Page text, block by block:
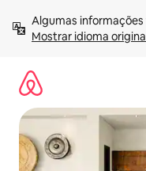
para
Mostrar idioma